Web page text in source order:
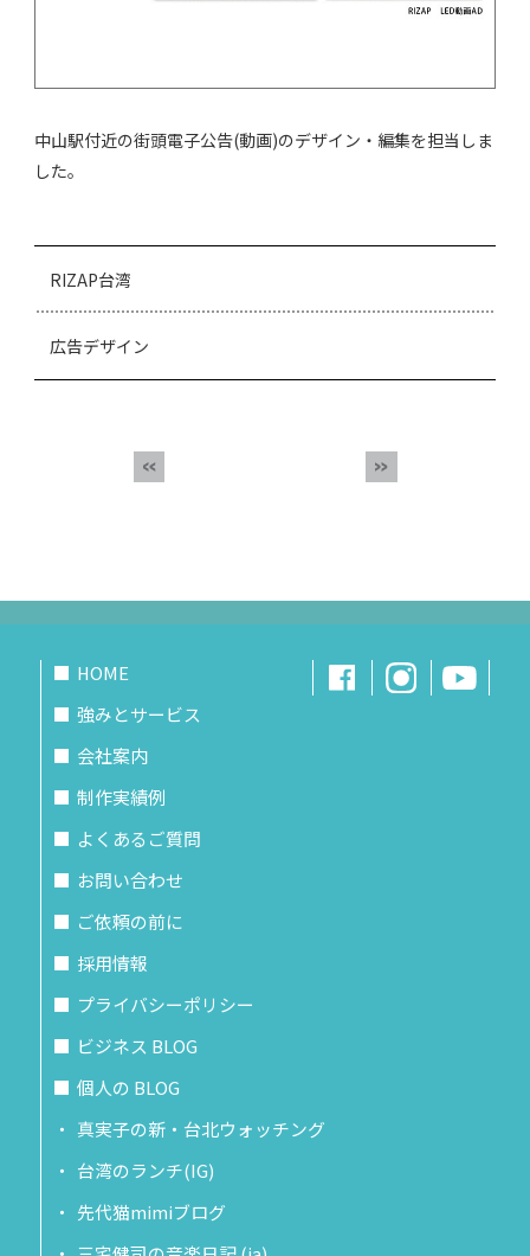
中山駅付近の街頭電子公告(動画)のデザイン・編集を担当しま
した。
RIZAP台湾
広告デザイン
HOME
強みとサービス
会社案内
制作実績例
よくあるご質問
お問い合わせ
ご依頼の前に
採用情報
プライバシーポリシー
ビジネス BLOG
個人の BLOG
真実子の新・台北ウォッチング
台湾のランチ(IG)
先代猫mimiブログ